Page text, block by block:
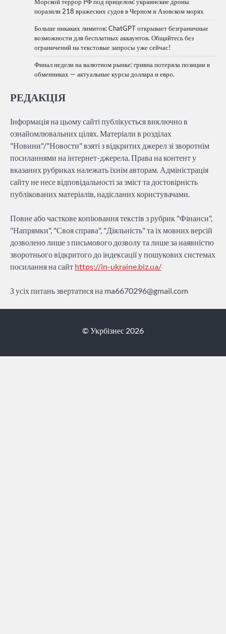
Морской террор РФ под прицелом: украинские дроны
поразили 218 вражеских судов в Черном и Азовском морях
Больше никаких лимитов: ChatGPT открывает безграничные
возможности для бесплатных аккаунтов. Общайтесь без
ограничений на текстовые запросы уже сейчас!
Финал недели на валютном рынке: гривна потеряла позиции в
обменниках — актуальные курсы доллара и евро.
РЕДАКЦІЯ
Інформація на цьому сайті публікується виключно в
ознайомлювальних цілях. Матеріали в розділах
"Новини"/"Новости" взяті з відкритих джерел зі зворотнім
посиланнями на інтернет-джерела. Права на контент у
вказаних рубриках належать їхнім авторам. Адміністрація
сайту не несе відповідальності за зміст та достовірність
публікованих матеріалів, надісланих користувачами.
Повне або часткове копіювання текстів з рубрик "Фінанси",
"Напрямки", "Своя справа", "Діяльність" та іх мовних версій
дозволено лише з письмового дозволу та лише за наявністю
зворотнього відкритого до індексації у пошукових системах
посилання на сайт https://in-ukraine.biz.ua/
З усіх питань звертатися на ma6670296@gmail.com
© Укрбізнес 2026